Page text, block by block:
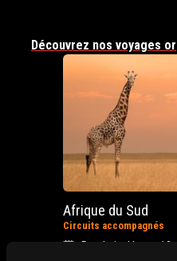
Découvrez nos voyages
Afrique du Sud
Circuits accompagnés
Prochain départ : 12